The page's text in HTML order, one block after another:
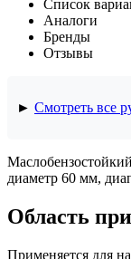
Список
Аналоги
Бренды
Отзывы
► Смотреть все
диаметр 60 мм,
Область
Применяется для